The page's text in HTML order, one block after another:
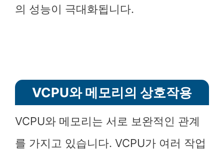
의 성능이 극대화됩니다.
VCPU와 메모리의 상호작용
VCPU와 메모리는 서로 보완적인 관계
를 가지고 있습니다. VCPU가 여러 작업